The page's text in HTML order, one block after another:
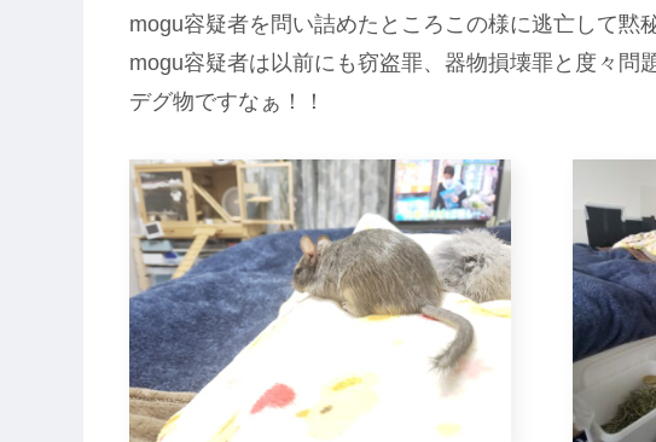
mogu容疑者を問い詰めたところこの様に逃亡して黙
mogu容疑者は以前にも窃盗罪、器物損壊罪と度々問
デグ物ですなぁ！！